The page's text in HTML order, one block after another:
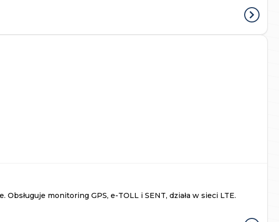
monitoring GPS, e-TOLL i SENT, działa w sieci LTE.